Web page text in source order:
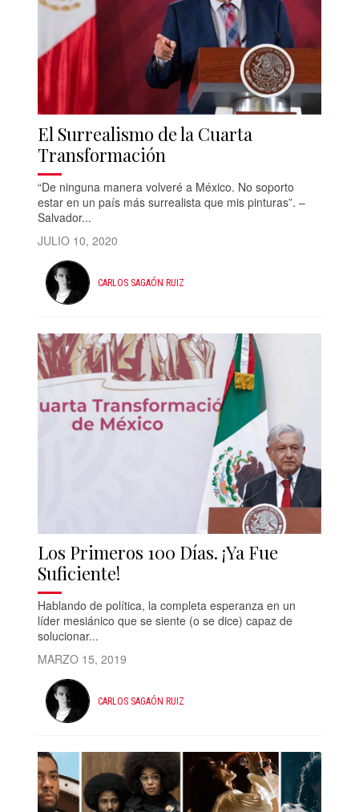
El Surrealismo de la Cuarta
Transformación
“De ninguna manera volveré a México. No soporto
estar en un país más surrealista que mis pinturas”. –
Salvador...
JULIO 10, 2020
CARLOS SAGAÓN RUIZ
Los Primeros 100 Días. ¡Ya Fue
Suficiente!
Hablando de política, la completa esperanza en un
líder mesiánico que se siente (o se dice) capaz de
solucionar...
MARZO 15, 2019
CARLOS SAGAÓN RUIZ